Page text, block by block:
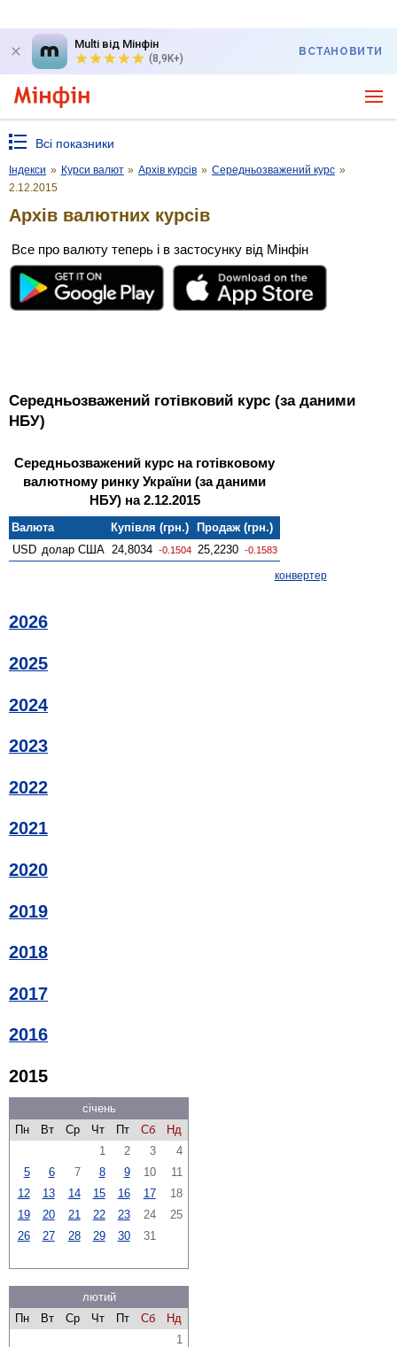
Multi від Мінфін
(8,9K+)
ВСТАНОВИТИ
Всі показники
Індекси » Курси валют » Архів курсів » Середньозважений курс »
2.12.2015
Архів валютних курсів
Все про валюту теперь і в застосунку від Мінфін
Середньозважений готівковий курс (за даними
НБУ)
Середньозважений курс на готівковому
валютному ринку України (за даними
НБУ) на 2.12.2015
Валюта Купівля (грн.)
Продаж (грн.)
USD долар США 24,8034 -0.1504 25,2230 -0.1583
конвертер
2026
2025
2024
2023
2022
2021
2020
2019
2018
2017
2016
2015
січень
Пн
Вт Ср Чт Пт Сб
Нд
1
2 3
4
5
6 7 8 9 10
11
12
13 14 15 16 17
18
19
20 21 22 23 24
25
26
27 28 29 30 31
лютий
Пн
Вт Ср Чт Пт Сб
Нд
1